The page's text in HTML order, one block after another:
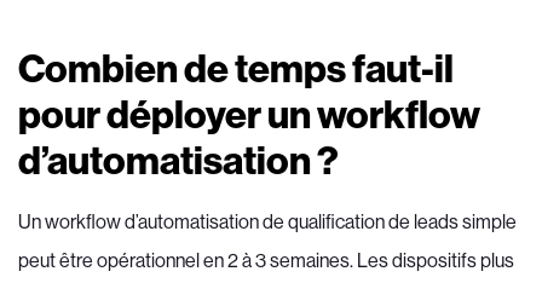
Combien de temps faut-il
pour déployer un workflow
d’automatisation ?
Un workflow d’automatisation de qualification de leads simple
peut être opérationnel en 2 à 3 semaines. Les dispositifs plus